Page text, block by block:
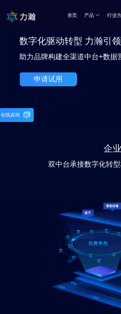
首页 产品 行业
数字化驱动转型 力瀚引
助力品牌构建全渠道中台+数据
申请试用
在线咨询
企
双中台承接数字化转